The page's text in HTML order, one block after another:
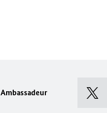
Ambassadeur